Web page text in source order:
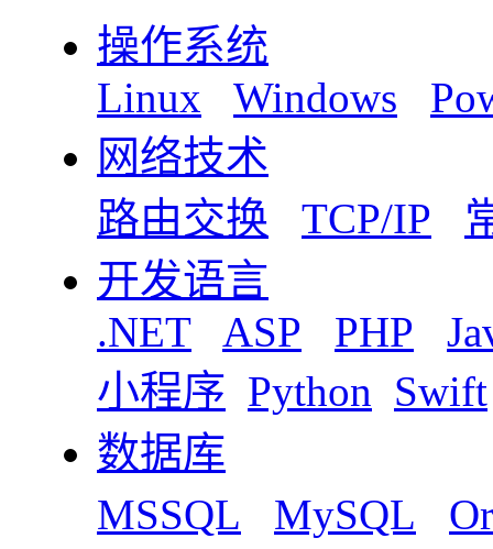
操作系统
Linux
Windows
网络技术
路由交换
TCP/IP
开发语言
.NET
ASP PHP
小程序 Python Swift
数据库
MSSQL
MySQL